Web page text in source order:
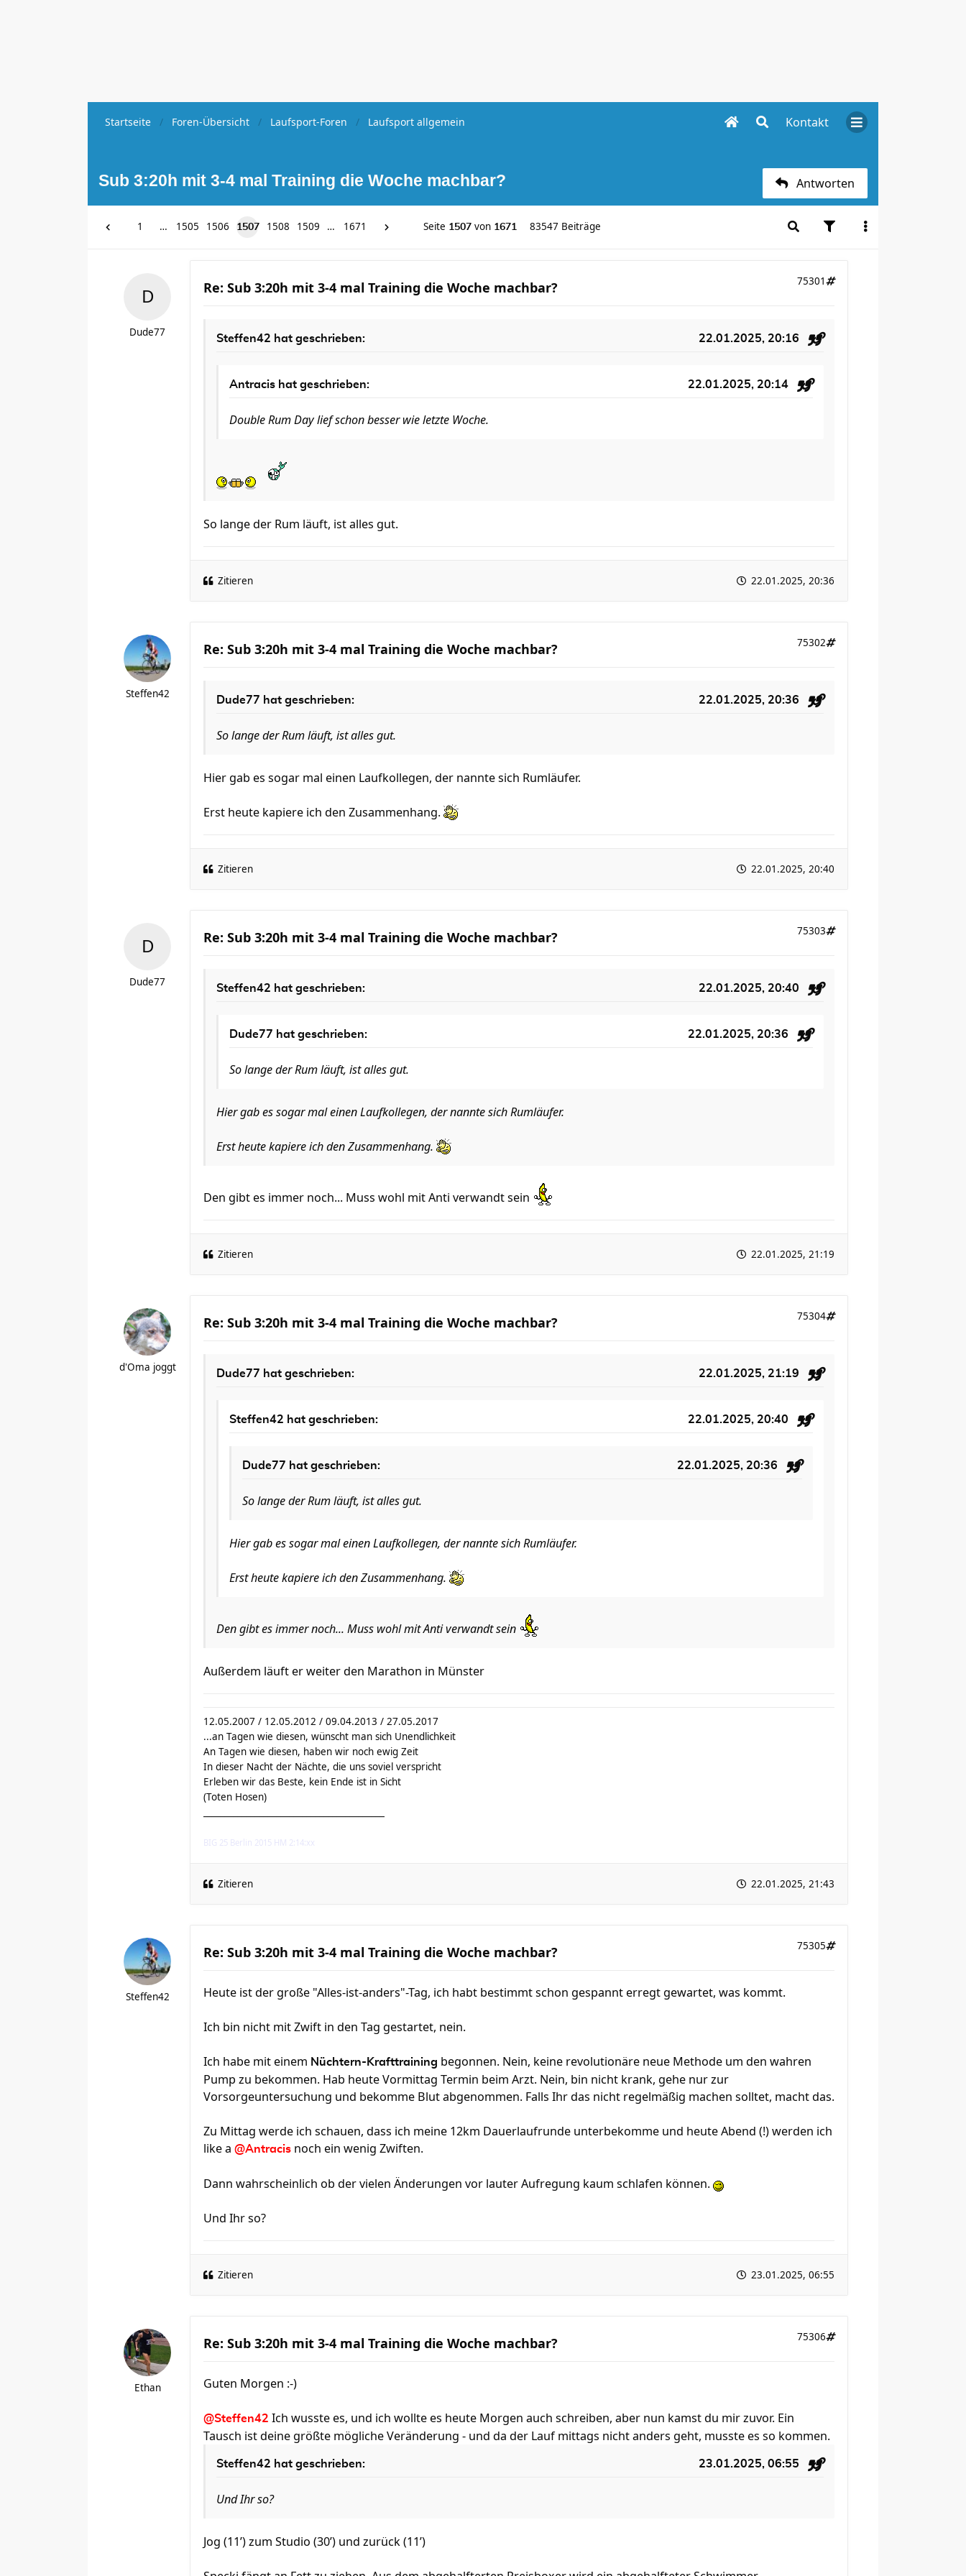
Kontakt
Startseite Foren-Übersicht Laufsport-Foren Laufsport allgemein
Sub 3:20h mit 3-4 mal Training die Woche machbar? Antworten
1 … 1505 1506 1507 1508 1509 … 1671 Seite 1507 von 1671 83547 Beiträge
Dude77
Re: Sub 3:20h mit 3-4 mal Training die Woche machbar? 75301
Steffen42 hat geschrieben: 22.01.2025, 20:16
Antracis hat geschrieben: 22.01.2025, 20:14
Double Rum Day lief schon besser wie letzte Woche.
So lange der Rum läuft, ist alles gut.
Zitieren 22.01.2025, 20:36
Steffen42
Re: Sub 3:20h mit 3-4 mal Training die Woche machbar? 75302
Dude77 hat geschrieben: 22.01.2025, 20:36
So lange der Rum läuft, ist alles gut.
Hier gab es sogar mal einen Laufkollegen, der nannte sich Rumläufer.
Erst heute kapiere ich den Zusammenhang.
Zitieren 22.01.2025, 20:40
Dude77
Re: Sub 3:20h mit 3-4 mal Training die Woche machbar? 75303
Steffen42 hat geschrieben: 22.01.2025, 20:40
Dude77 hat geschrieben: 22.01.2025, 20:36
So lange der Rum läuft, ist alles gut.
Hier gab es sogar mal einen Laufkollegen, der nannte sich Rumläufer.
Erst heute kapiere ich den Zusammenhang.
Den gibt es immer noch... Muss wohl mit Anti verwandt sein
Zitieren 22.01.2025, 21:19
d'Oma joggt
Re: Sub 3:20h mit 3-4 mal Training die Woche machbar? 75304
Dude77 hat geschrieben: 22.01.2025, 21:19
Steffen42 hat geschrieben: 22.01.2025, 20:40
Dude77 hat geschrieben: 22.01.2025, 20:36
So lange der Rum läuft, ist alles gut.
Hier gab es sogar mal einen Laufkollegen, der nannte sich Rumläufer.
Erst heute kapiere ich den Zusammenhang.
Den gibt es immer noch... Muss wohl mit Anti verwandt sein
Außerdem läuft er weiter den Marathon in Münster
12.05.2007 / 12.05.2012 / 09.04.2013 / 27.05.2017
...an Tagen wie diesen, wünscht man sich Unendlichkeit
An Tagen wie diesen, haben wir noch ewig Zeit
In dieser Nacht der Nächte, die uns soviel verspricht
Erleben wir das Beste, kein Ende ist in Sicht
(Toten Hosen)
BIG 25 Berlin 2015 HM 2:14:xx
Zitieren 22.01.2025, 21:43
Steffen42
Re: Sub 3:20h mit 3-4 mal Training die Woche machbar? 75305
Heute ist der große "Alles-ist-anders"-Tag, ich habt bestimmt schon gespannt erregt gewartet, was kommt.
Ich bin nicht mit Zwift in den Tag gestartet, nein.
Ich habe mit einem Nüchtern-Krafttraining begonnen. Nein, keine revolutionäre neue Methode um den wahren
Pump zu bekommen. Hab heute Vormittag Termin beim Arzt. Nein, bin nicht krank, gehe nur zur
Vorsorgeuntersuchung und bekomme Blut abgenommen. Falls Ihr das nicht regelmäßig machen solltet, macht das.
Zu Mittag werde ich schauen, dass ich meine 12km Dauerlaufrunde unterbekomme und heute Abend (!) werden ich
like a @Antracis noch ein wenig Zwiften.
Dann wahrscheinlich ob der vielen Änderungen vor lauter Aufregung kaum schlafen können.
Und Ihr so?
Zitieren 23.01.2025, 06:55
Ethan
Re: Sub 3:20h mit 3-4 mal Training die Woche machbar? 75306
Guten Morgen :-)
@Steffen42 Ich wusste es, und ich wollte es heute Morgen auch schreiben, aber nun kamst du mir zuvor. Ein
Tausch ist deine größte mögliche Veränderung - und da der Lauf mittags nicht anders geht, musste es so kommen.
Steffen42 hat geschrieben: 23.01.2025, 06:55
Und Ihr so?
Jog (11’) zum Studio (30’) und zurück (11’)